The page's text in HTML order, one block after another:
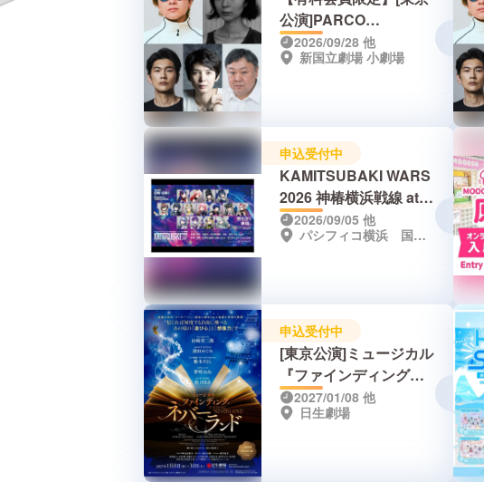
公演]PARCO
PRODUCE 2026『髪結
いの亭主』
2026/09/28 他
新国立劇場 小劇場
申込受付中
KAMITSUBAKI WARS
2026 神椿横浜戦線 at
パシフィコ横浜 DAY-
1「KAMITSUBAKI
LIVE「宿声 / 深愛
（巡）」
2026/09/05 他
パシフィコ横浜 国立大ホール
申込受付中
[東京公演]ミュージカル
『ファインディング・
ネバーランド』
2027/01/08 他
日生劇場